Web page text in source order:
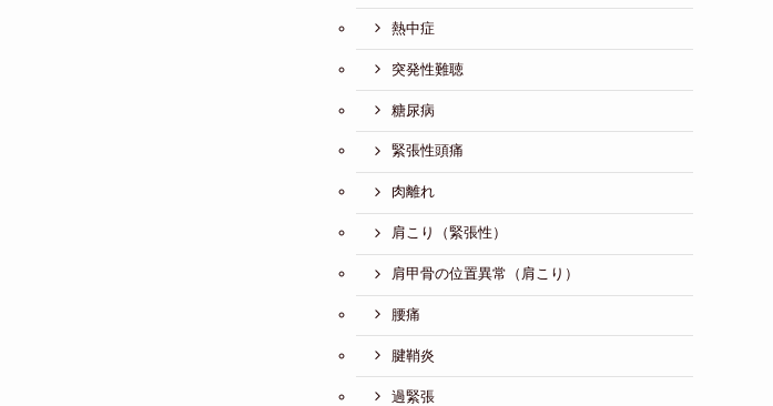
熱中症
突発性難聴
糖尿病
緊張性頭痛
肉離れ
肩こり（緊張性）
肩甲骨の位置異常（肩こり）
腰痛
腱鞘炎
過緊張